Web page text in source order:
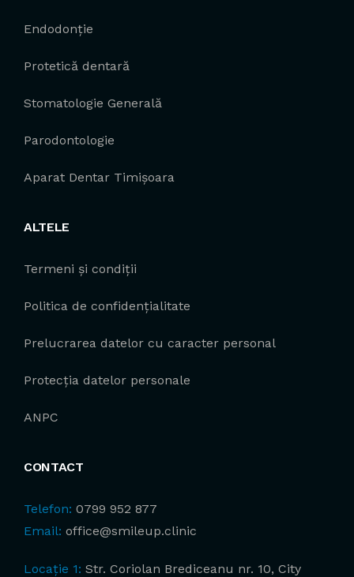
Endodonție
Protetică dentară
Stomatologie Generală
Parodontologie
Aparat Dentar Timișoara
ALTELE
Termeni și condiții
Politica de confidențialitate
Prelucrarea datelor cu caracter personal
Protecția datelor personale
ANPC
CONTACT
Telefon: 0799 952 877
Email: office@smileup.clinic
Locație 1: Str. Coriolan Brediceanu nr. 10, City